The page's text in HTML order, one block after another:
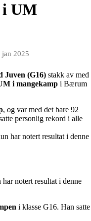
i UM
jan 2025
Juven (G16) stakk av med
i mangekamp i Bærum
, og var med det bare 92
personlig rekord i alle
har notert resultat i denne
notert resultat i denne
i klasse G16. Han satte